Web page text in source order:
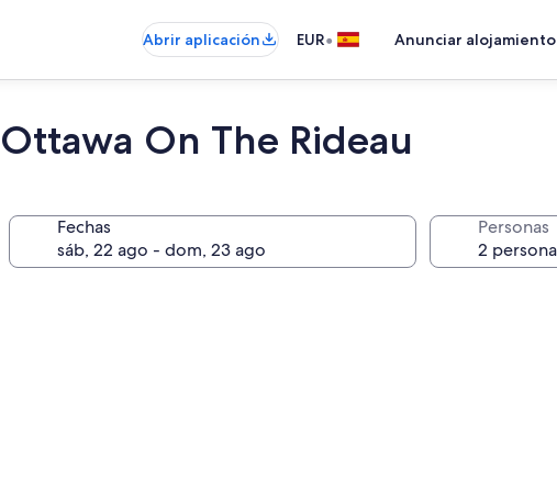
Abrir aplicación EUR• Anunciar alojamiento
On The Rideau
Fechas Personas